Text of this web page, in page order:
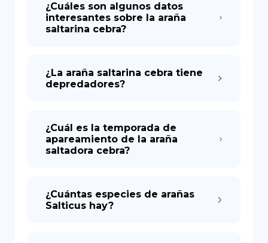
¿Cuáles son algunos datos
interesantes sobre la araña
saltarina cebra?
¿La araña saltarina cebra tiene
depredadores?
¿Cuál es la temporada de
apareamiento de la araña
saltadora cebra?
¿Cuántas especies de arañas
Salticus hay?